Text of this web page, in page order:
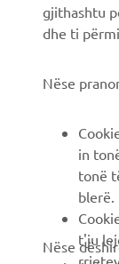
Brochures
Lavora con noi
Lavora
Diventa un
Informativa
Informativa
sostenibilità
gjithashtu
dhe ti
Nëse
in
tonë
blerë.
t'ju
Nëse